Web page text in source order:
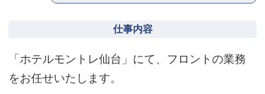
仕事内容
「ホテルモントレ仙台」にて、フロントの業務
をお任せいたします。